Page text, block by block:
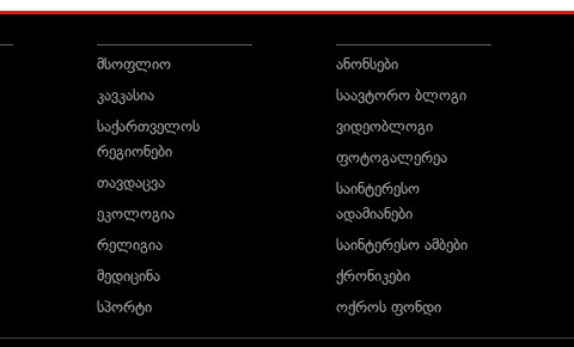
მსოფლიო
კავკასია
საქართველოს
რეგიონები
თავდაცვა
ეკოლოგია
რელიგია
მედიცინა
სპორტი
ანონსები
საავტორო ბლოგი
ვიდეობლოგი
ფოტოგალერეა
საინტერესო
ადამიანები
საინტერესო ამბები
ქრონიკები
ოქროს ფონდი